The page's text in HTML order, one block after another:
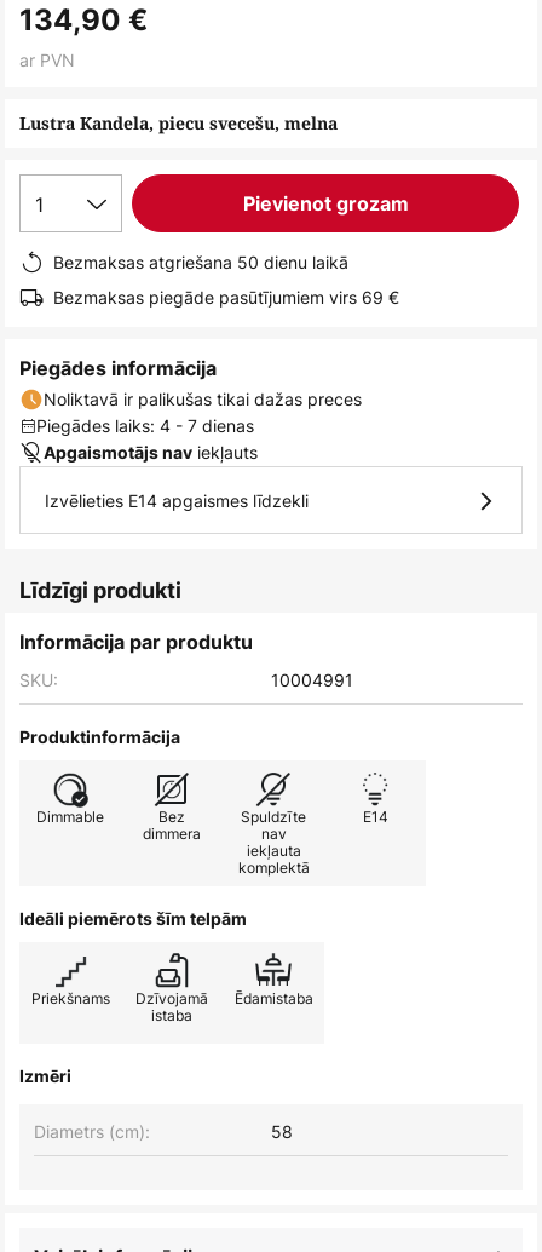
uz
galerijas
Lustra Kandela, piecu svecešu, melna
134,90 €
ar PVN
1 Pievienot grozam
Bezmaksas atgriešana 50 dienu laikā
Bezmaksas piegāde pasūtījumiem virs 69 €
Piegādes informācija
Noliktavā ir palikušas tikai dažas preces
Piegādes laiks: 4 - 7 dienas
Apgaismotājs nav iekļauts
Izvēlieties E14 apgaismes līdzekli
Līdzīgi produkti
Informācija par produktu
SKU: 10004991
Produktinformācija
Dimmable
Bez
dimmera
Spuldzīte
nav
iekļauta
komplektā
E14
Ideāli piemērots šīm telpām
Priekšnams
Dzīvojamā
istaba
Ēdamistaba
Izmēri
Diametrs (cm): 58